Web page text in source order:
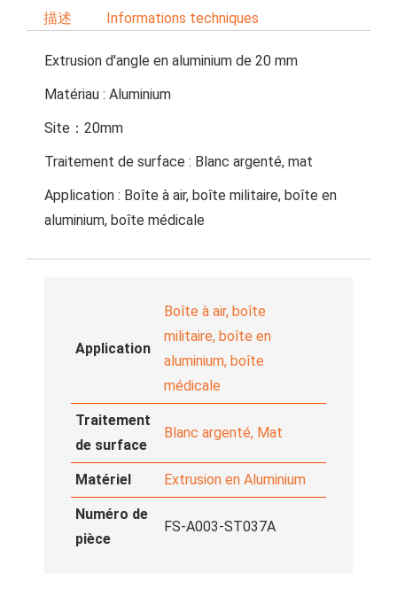
描述 Informations techniques
Extrusion d'angle en aluminium de 20 mm
Matériau : Aluminium
Site：20mm
Traitement de surface : Blanc argenté, mat
Application : Boîte à air, boîte militaire, boîte en
aluminium, boîte médicale
Application
Boîte à air, boîte
militaire, boîte en
aluminium, boîte
médicale
Traitement
de surface
Blanc argenté, Mat
Matériel Extrusion en Aluminium
Numéro de
pièce
FS-A003-ST037A